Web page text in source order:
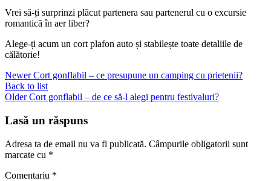
Vrei să-ți surprinzi plăcut partenera sau partenerul cu o excursie
romantică în aer liber?
Alege-ți acum un cort plafon auto și stabilește toate detaliile de
călătorie!
Newer Cort gonflabil – ce presupune un camping cu prietenii?
Back to list
Older Cort gonflabil – de ce să-l alegi pentru festivaluri?
Lasă un răspuns
Adresa ta de email nu va fi publicată. Câmpurile obligatorii sunt
marcate cu *
Comentariu *